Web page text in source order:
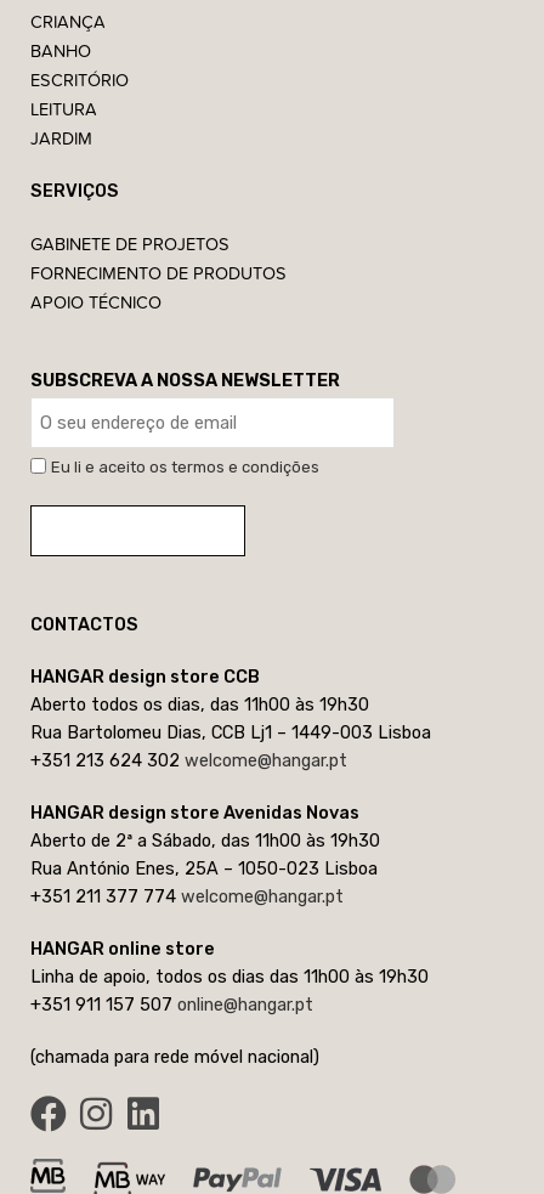
CRIANÇA
BANHO
ESCRITÓRIO
LEITURA
JARDIM
SERVIÇOS
GABINETE DE PROJETOS
FORNECIMENTO DE PRODUTOS
APOIO TÉCNICO
SUBSCREVA A NOSSA NEWSLETTER
Eu li e aceito os termos e condições
CONTACTOS
HANGAR design store CCB
Aberto todos os dias, das 11h00 às 19h30
Rua Bartolomeu Dias, CCB Lj1 – 1449-003 Lisboa
+351 213 624 302 welcome@hangar.pt
HANGAR design store Avenidas Novas
Aberto de 2ª a Sábado, das 11h00 às 19h30
Rua António Enes, 25A – 1050-023 Lisboa
+351 211 377 774 welcome@hangar.pt
HANGAR online store
Linha de apoio, todos os dias das 11h00 às 19h30
+351 911 157 507 online@hangar.pt
(chamada para rede móvel nacional)